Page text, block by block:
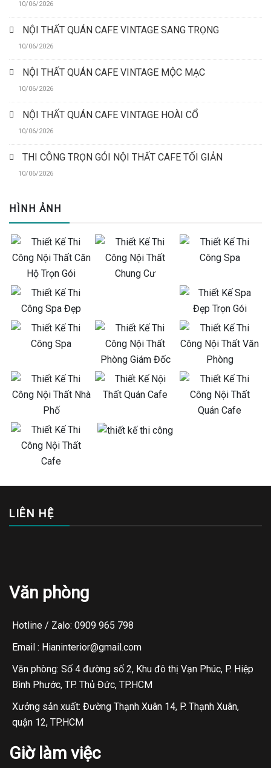
10/06/2026
NỘI THẤT QUÁN CAFE VINTAGE SANG TRỌNG
10/06/2026
NỘI THẤT QUÁN CAFE VINTAGE MỘC MẠC
10/06/2026
NỘI THẤT QUÁN CAFE VINTAGE HOÀI CỔ
10/06/2026
THI CÔNG TRỌN GÓI NỘI THẤT CAFE TỐI GIẢN
10/06/2026
HÌNH ẢNH
LIÊN HỆ
Văn phòng
Hotline / Zalo: 0909 965 798
Email : Hianinterior@gmail.com
Văn phòng: Số 4 đường số 2, Khu đô thị Vạn Phúc, P. Hiệp
Bình Phước, TP. Thủ Đức, TP.HCM
Xưởng sản xuất: Đường Thạnh Xuân 14, P. Thạnh Xuân,
quận 12, TP.HCM
Giờ làm việc